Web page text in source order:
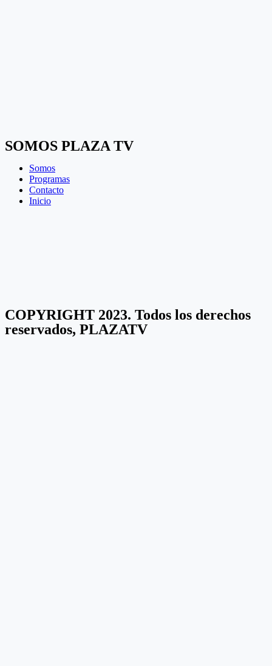
SOMOS PLAZA TV
Somos
Programas
Contacto
Inicio
COPYRIGHT 2023. Todos los derechos
reservados, PLAZATV